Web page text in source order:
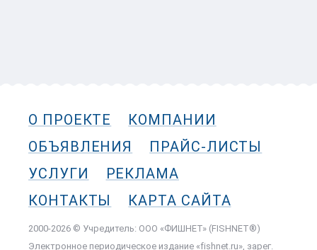
О ПРОЕКТЕ
КОМПАНИИ
ОБЪЯВЛЕНИЯ
ПРАЙС-ЛИСТЫ
УСЛУГИ
РЕКЛАМА
КОНТАКТЫ
КАРТА САЙТА
2000-2026 © Учредитель: ООО «ФИШНЕТ» (FISHNET®)
Электронное периодическое издание «fishnet.ru», зарег.